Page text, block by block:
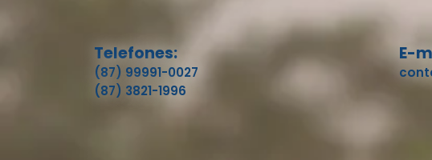
Telefones:
(87) 99991-0027
(87) 3821-1996
E-